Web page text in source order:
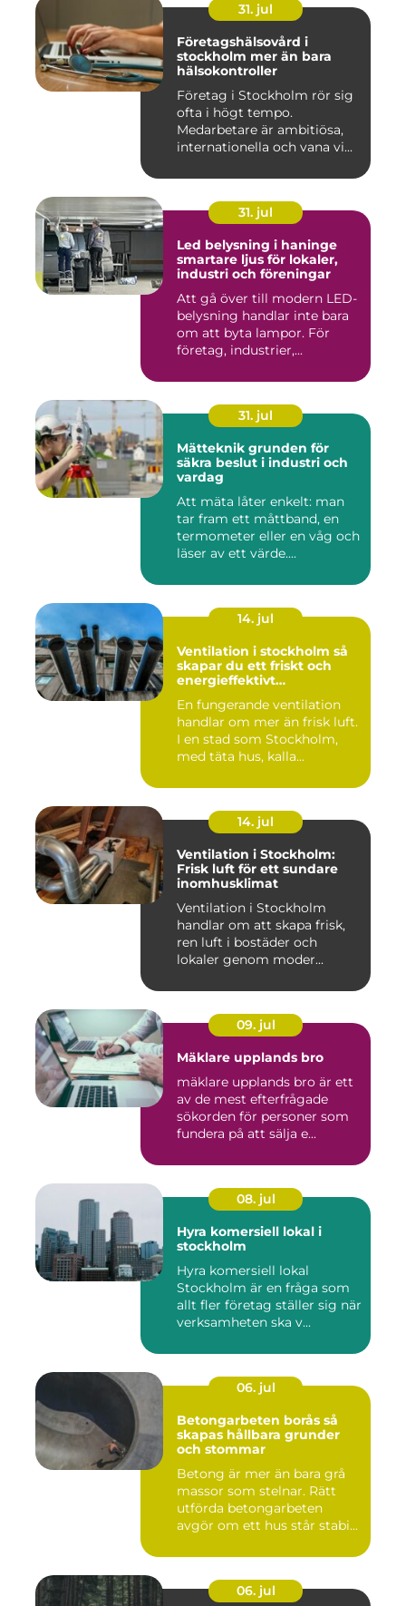
31. jul
Företagshälsovård i
stockholm mer än bara
hälsokontroller
Företag i Stockholm rör sig
ofta i högt tempo.
Medarbetare är ambitiösa,
internationella och vana vi...
31. jul
Led belysning i haninge
smartare ljus för lokaler,
industri och föreningar
Att gå över till modern LED-
belysning handlar inte bara
om att byta lampor. För
företag, industrier,...
31. jul
Mätteknik grunden för
säkra beslut i industri och
vardag
Att mäta låter enkelt: man
tar fram ett måttband, en
termometer eller en våg och
läser av ett värde....
14. jul
Ventilation i stockholm så
skapar du ett friskt och
energieffektivt
En fungerande ventilation
handlar om mer än frisk luft.
I en stad som Stockholm,
med täta hus, kalla...
14. jul
Ventilation i Stockholm:
Frisk luft för ett sundare
inomhusklimat
Ventilation i Stockholm
handlar om att skapa frisk,
ren luft i bostäder och
lokaler genom moder...
09. jul
Mäklare upplands bro
mäklare upplands bro är ett
av de mest efterfrågade
sökorden för personer som
fundera på att sälja e...
08. jul
Hyra komersiell lokal i
stockholm
Hyra komersiell lokal
Stockholm är en fråga som
allt fler företag ställer sig när
verksamheten ska v...
06. jul
Betongarbeten borås så
skapas hållbara grunder
och stommar
Betong är mer än bara grå
massor som stelnar. Rätt
utförda betongarbeten
avgör om ett hus står stabi...
06. jul